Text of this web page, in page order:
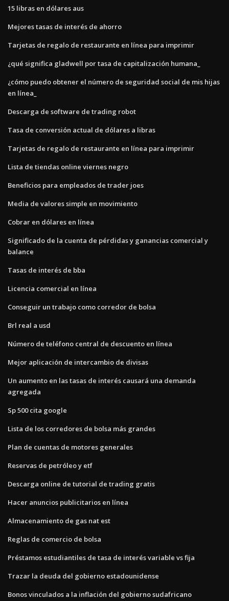
15 libras en dólares aus
Mejores tasas de interés de ahorro
Tarjetas de regalo de restaurante en línea para imprimir
¿qué significa gladwell por tasa de capitalización humana_
¿cómo puedo obtener el número de seguridad social de mis hijas
en línea_
Descarga de software de trading robot
Tasa de conversión actual de dólares a libras
Tarjetas de regalo de restaurante en línea para imprimir
Lista de tiendas online viernes negro
Beneficios para empleados de trader joes
Media de valores simple en movimiento
Cobrar en dólares en línea
Significado de la cuenta de pérdidas y ganancias comercial y
balance
Tasas de interés de bba
Licencia comercial en línea
Conseguir un trabajo como corredor de bolsa
Brl real a usd
Número de teléfono central de descuento en línea
Mejor aplicación de intercambio de divisas
Un aumento en las tasas de interés causará una demanda
agregada
Sp 500 cita google
Lista de los corredores de bolsa más grandes
Plan de cuentas de motores generales
Reservas de petróleo y etf
Descarga online de tutorial de trading gratis
Hacer anuncios publicitarios en línea
Almacenamiento de gas nat est
Reglas de comercio de bolsa
Préstamos estudiantiles de tasa de interés variable vs fija
Trazar la deuda del gobierno estadounidense
Bonos vinculados a la inflación del gobierno sudafricano